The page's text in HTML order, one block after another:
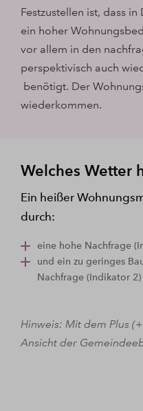
Festzustellen ist, dass
ein hoher
vor allem in den
perspektivisch auch
benötigt. Der
wiederkommen.
Welches Wetter
Ein heißer
durch:
eine hohe Nachfrage
und ein zu geringes
Nachfrage (Indikator 2)
Hinweis: Mit dem Plus
Ansicht der